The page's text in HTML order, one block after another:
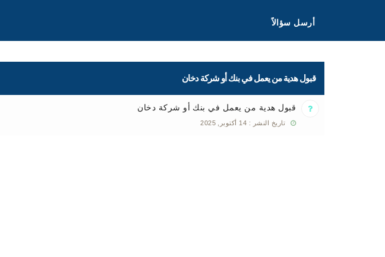
أرسل سؤالاً
قبول هدية من يعمل في بنك أو شركة دخان
قبول هدية من يعمل في بنك أو شركة دخان
تاريخ النشر : 14 أكتوبر, 2025